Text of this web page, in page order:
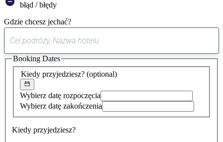
błąd / błędy
Gdzie chcesz jechać?
sugestia
została
znaleziona
Kiedy przyjedziesz? (optional)
Wybierz datę rozpoczęcia
Wybierz datę zakończenia
Kiedy przyjedziesz?
Booking Dates